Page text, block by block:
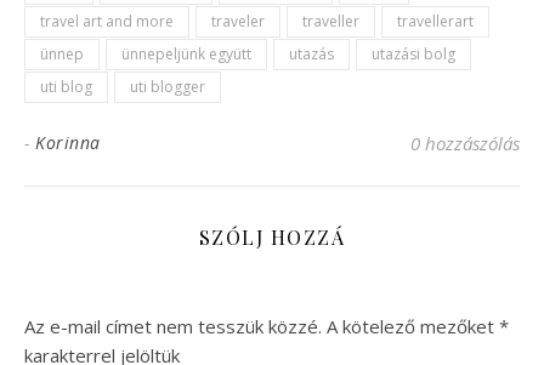
travel art and more
traveler traveller
travellerart
ünnep
ünnepeljünk együtt utazás
utazási bolg
uti blog
uti blogger
- Korinna 0 hozzászólás
SZÓLJ HOZZÁ
Az e-mail címet nem tesszük közzé. A kötelező mezőket *
karakterrel jelöltük